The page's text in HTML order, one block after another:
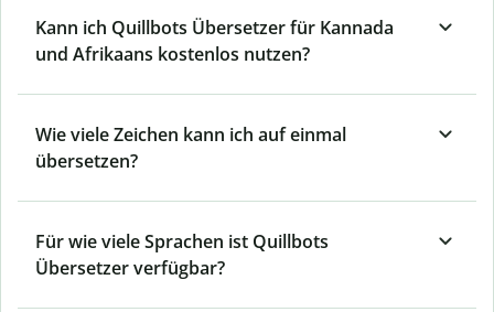
Kann ich Quillbots Übersetzer für Kannada
und Afrikaans kostenlos nutzen?
Wie viele Zeichen kann ich auf einmal
übersetzen?
Für wie viele Sprachen ist Quillbots
Übersetzer verfügbar?